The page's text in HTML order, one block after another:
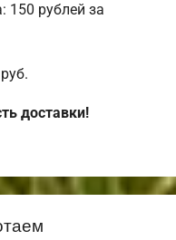
150 рублей за
руб.
доставки!